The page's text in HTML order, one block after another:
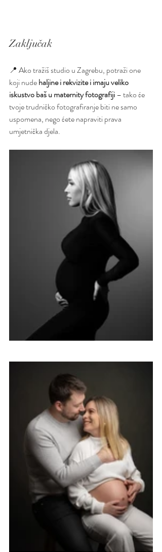
Zaključak
📍 Ako tražiš studio u Zagrebu, potraži one
koji nude haljine i rekvizite i imaju veliko
iskustvo baš u maternity fotografiji – tako će
tvoje trudničko fotografiranje biti ne samo
uspomena, nego ćete napraviti prava
umjetnička djela.